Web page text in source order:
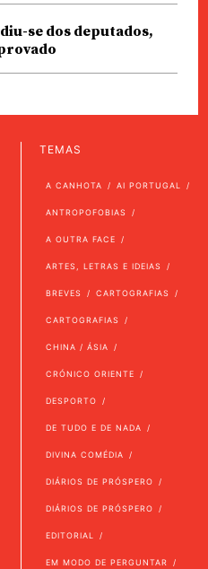
se dos deputados,
TEMAS
A CANHOTA AI PORTUGAL
ANTROPOFOBIAS
A OUTRA FACE
ARTES, LETRAS E IDEIAS
BREVES CARTOGRAFIAS
CARTOGRAFIAS
CHINA / ÁSIA
CRÓNICO ORIENTE
DESPORTO
DE TUDO E DE NADA
DIVINA COMÉDIA
DIÁRIOS DE PRÓSPERO
DIÁRIOS DE PRÓSPERO
EDITORIAL
EM MODO DE PERGUNTAR